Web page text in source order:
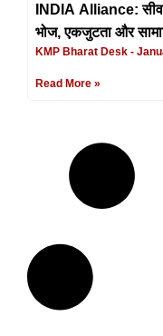
INDIA Alliance:
भोज, एकजुटता और
KMP Bharat Desk
Read More »